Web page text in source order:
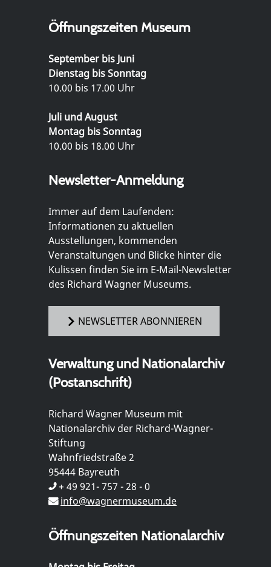
Öffnungszeiten Museum
September bis Juni
Dienstag bis Sonntag
10.00 bis 17.00 Uhr
Juli und August
Montag bis Sonntag
10.00 bis 18.00 Uhr
Newsletter-Anmeldung
Immer auf dem Laufenden:
Informationen zu aktuellen
Ausstellungen, kommenden
Veranstaltungen und Blicke hinter die
Kulissen finden Sie im E-Mail-Newsletter
des Richard Wagner Museums.
NEWSLETTER ABONNIEREN
Verwaltung und Nationalarchiv
(Postanschrift)
Richard Wagner Museum mit
Nationalarchiv der Richard-Wagner-
Stiftung
Wahnfriedstraße 2
95444 Bayreuth
+ 49 921- 757 - 28 - 0
info@wagnermuseum.de
Öffnungszeiten Nationalarchiv